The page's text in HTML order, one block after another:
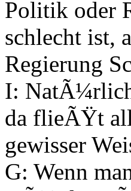
Politik oder
schlecht ist,
Regierung
I:
da flieÃŸt
gewisser
G: Wenn